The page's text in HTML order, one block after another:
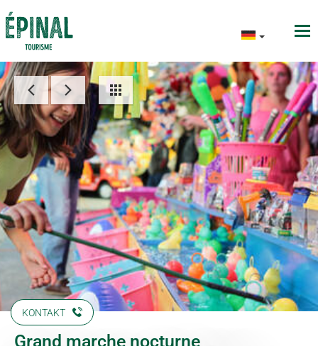
KONTAKT
Grand marche nocturne